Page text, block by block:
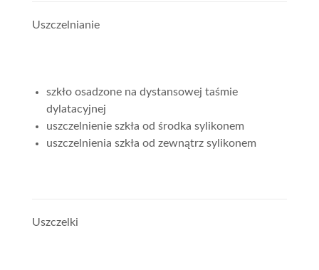
Uszczelnianie
szkło osadzone na dystansowej taśmie
dylatacyjnej
uszczelnienie szkła od środka sylikonem
uszczelnienia szkła od zewnątrz sylikonem
Uszczelki